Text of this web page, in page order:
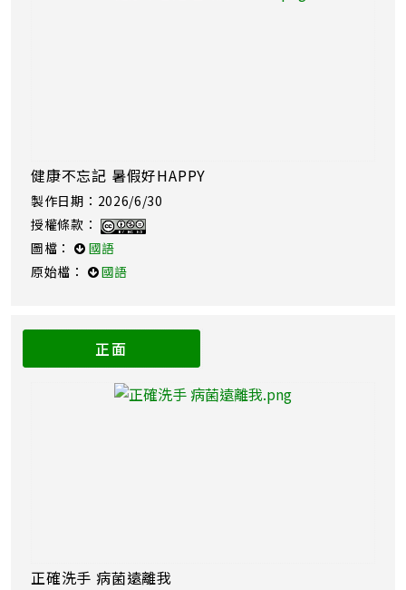
健康不忘記 暑假好HAPPY
製作日期：2026/6/30
授權條款：
圖檔：
國語
原始檔：
國語
正面
正確洗手 病菌遠離我